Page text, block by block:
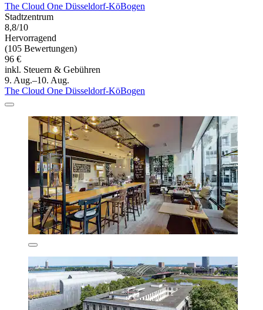
The Cloud One Düsseldorf-KöBogen
Stadtzentrum
8,8/10
Hervorragend
(105 Bewertungen)
96 €
inkl. Steuern & Gebühren
9. Aug.–10. Aug.
The Cloud One Düsseldorf-KöBogen